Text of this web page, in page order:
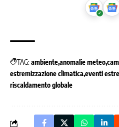
TAG: ambienteanomalie meteo
estremizzazione climaticaeventi
riscaldamento globale